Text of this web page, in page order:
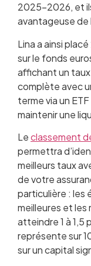
2025-2026, et
avantageuse de
Lina a ainsi
sur le fonds
affichant un
complète avec
terme via un
maintenir une
Leclassement
permettra
meilleurs taux
de votre
particulière : les
meilleures et
atteindre 1 à 1,5
représente sur
sur un capital